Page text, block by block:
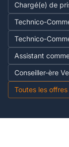
Chargé(e) de
Technico-
Technico-
Assistant
Conseiller-ère
Toutes les